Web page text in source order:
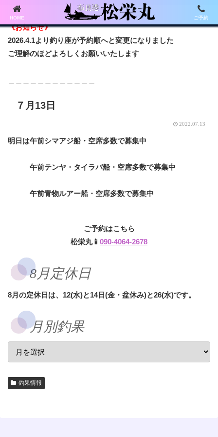
《お知らせ》
2026.4.1より釣り座が予約順へと変更になりました
ご理解のほどよろしくお願いいたします
７月13日
2022.07.13
明日は午前シマアジ船・空席多数で募集中
午前テンヤ・タイラバ船・空席多数で募集中
午前青物ルアー船・空席多数で募集中
ご予約はこちら
松栄丸📱 090-4064-2678
8月定休日
8月の定休日は、12(水)と14日(金・盆休み)と26(水)です。
月別釣果
釣果情報
HOME ご予約